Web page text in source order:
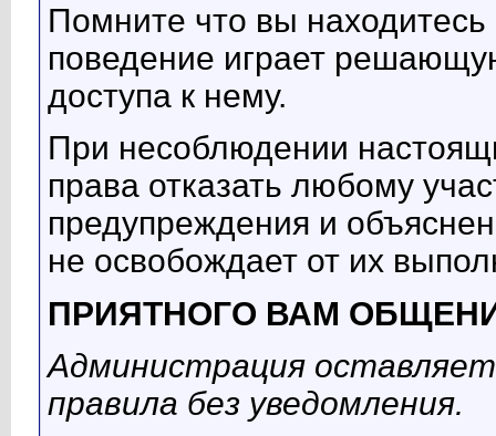
Помните что вы
поведение играет
доступа к нему.
При несоблюдении
права отказать любому
предупреждения и
не освобождает от их
ПРИЯТНОГО ВАМ
Администрация
правила без уведомления.